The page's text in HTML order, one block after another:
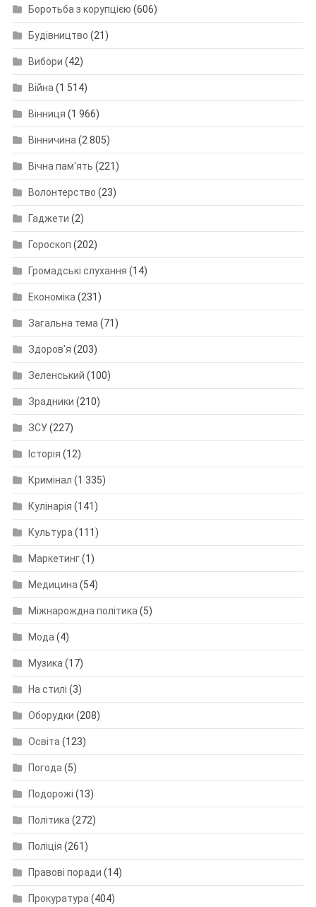
Боротьба з корупцією (606)
Будівництво (21)
Вибори (42)
Війна (1 514)
Вінниця (1 966)
Вінничина (2 805)
Вічна пам'ять (221)
Волонтерство (23)
Гаджети (2)
Гороскоп (202)
Громадські слухання (14)
Економіка (231)
Загальна тема (71)
Здоров'я (203)
Зеленський (100)
Зрадники (210)
ЗСУ(227)
Історія (12)
Кримінал (1 335)
Кулінарія (141)
Культура (111)
Маркетинг(1)
Медицина (54)
Міжнарождна політика (5)
Мода (4)
Музика (17)
На стилі (3)
Оборудки (208)
Освіта (123)
Погода (5)
Подорожі (13)
Політика (272)
Поліція (261)
Правові поради (14)
Прокуратура (404)